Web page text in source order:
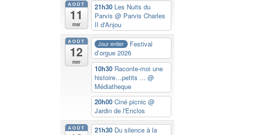
AOÛT
11
mar
21h30 Les Nuits du
Parvis @ Parvis Charles
II d'Anjou
AOÛT
12
mer
Jour entier
Festival
d’orgue 2026
10h30 Raconte-moi une
histoire…petits ... @
Médiatheque
20h00 Ciné picnic @
Jardin de l'Enclos
AOÛT 21h30 Du silence à la